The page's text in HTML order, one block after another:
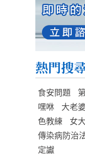
熱門搜
食安問題
嘿咻
大老
色教練
女
傳染病防治
定讞